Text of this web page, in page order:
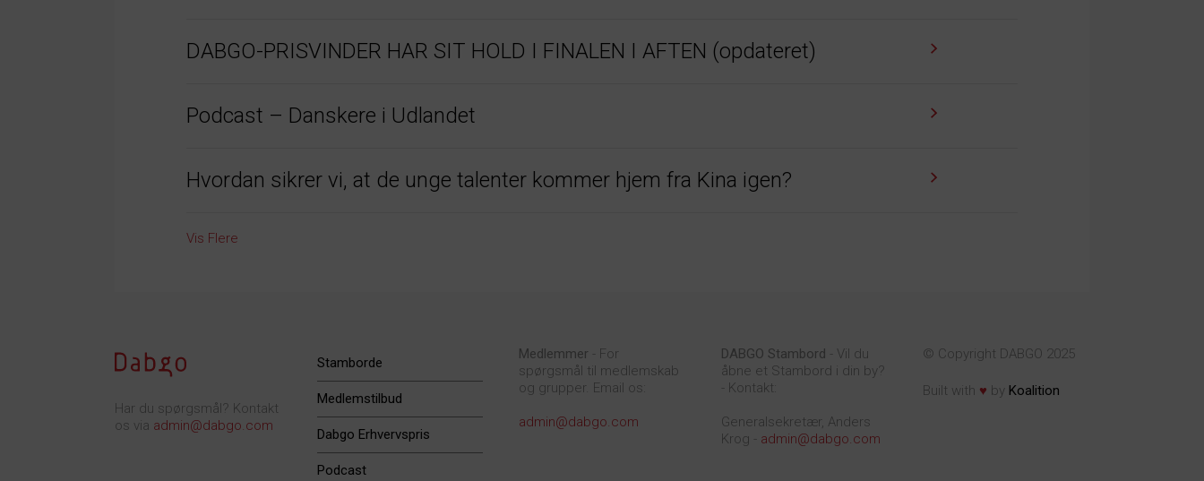
DABGO-PRISVINDER HAR SIT HOLD I FINALEN I AFTEN (opdateret)
Podcast – Danskere i Udlandet
Hvordan sikrer vi, at de unge talenter kommer hjem fra Kina igen?
Vis Flere
Har du spørgsmål? Kontakt
os via admin@dabgo.com
Stamborde
Medlemstilbud
Dabgo Erhvervspris
Podcast
Medlemmer - For
spørgsmål til medlemskab
og grupper. Email os:
admin@dabgo.com
DABGO Stambord - Vil du
åbne et Stambord i din by?
- Kontakt:
Generalsekretær, Anders
Krog - admin@dabgo.com
© Copyright DABGO 2025
Built with ♥ by Koalition